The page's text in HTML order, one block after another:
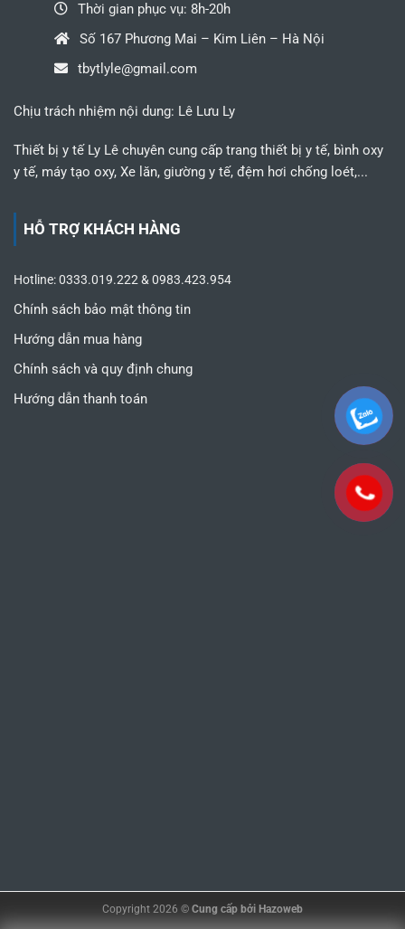
Thời gian phục vụ: 8h-20h
Số 167 Phương Mai – Kim Liên – Hà Nội
tbytlyle@gmail.com
Chịu trách nhiệm nội dung: Lê Lưu Ly
Thiết bị y tế Ly Lê chuyên cung cấp trang thiết bị y tế, bình oxy
y tế, máy tạo oxy, Xe lăn, giường y tế, đệm hơi chống loét,...
HỖ TRỢ KHÁCH HÀNG
Hotline: 0333.019.222 & 0983.423.954
Chính sách bảo mật thông tin
Hướng dẫn mua hàng
Chính sách và quy định chung
Hướng dẫn thanh toán
Copyright 2026 © Cung cấp bởi Hazoweb